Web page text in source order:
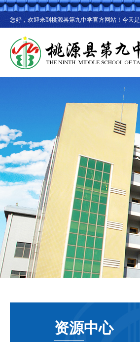
您好，欢迎来到桃源县第九中学官方网站！今天是
资源中心